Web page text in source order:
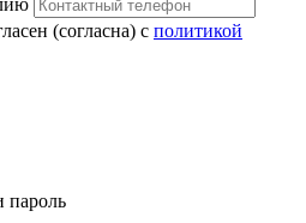
(согласна) с политикой
пароль